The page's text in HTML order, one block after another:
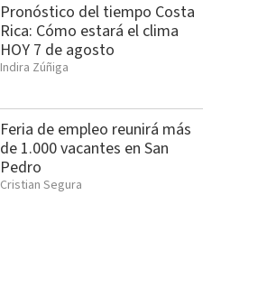
Pronóstico del tiempo Costa
Rica: Cómo estará el clima
HOY 7 de agosto
Indira Zúñiga
Feria de empleo reunirá más
de 1.000 vacantes en San
Pedro
Cristian Segura